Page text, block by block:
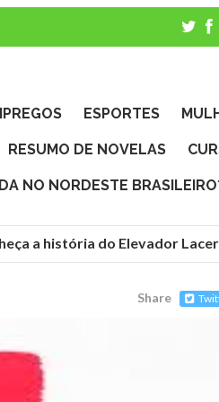
ESPORTES
RESUMO DE NOVELAS
NO NORDESTE
a história do Elevador
Share